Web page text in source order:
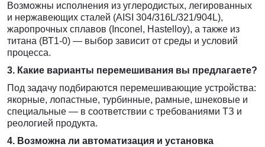
Возможны исполнения из углеродистых, легированных
и нержавеющих сталей (AISI 304/316L/321/904L),
жаропрочных сплавов (Inconel, Hastelloy), а также из
титана (ВТ1-0) — выбор зависит от среды и условий
процесса.
3. Какие варианты перемешивания вы предлагаете?
Под задачу подбираются перемешивающие устройства:
якорные, лопастные, турбинные, рамные, шнековые и
специальные — в соответствии с требованиями ТЗ и
реологией продукта.
4. Возможна ли автоматизация и установка